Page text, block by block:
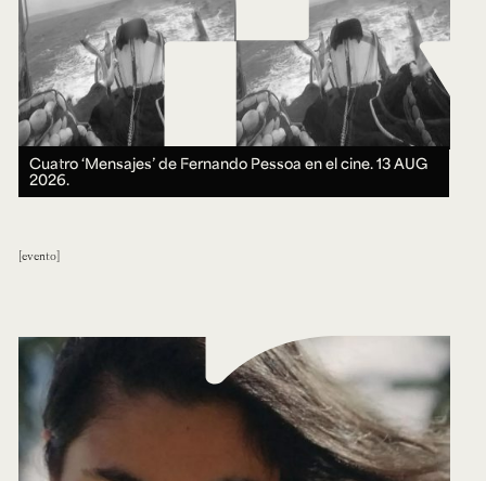
Cuatro ‘Mensajes’ de Fernando Pessoa en el cine.13 AUG
2026.
evento